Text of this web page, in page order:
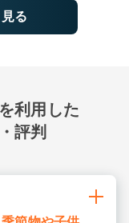
る
利用した
評判